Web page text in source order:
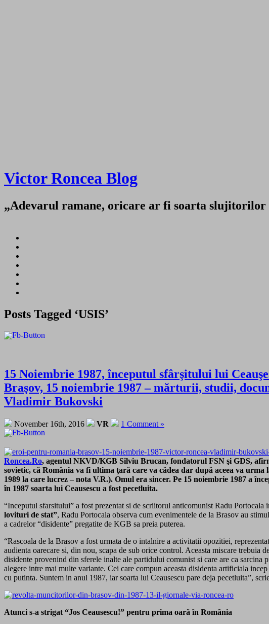
Victor Roncea Blog
„Adevarul ramane, oricare ar fi soarta slujitorilor
Posts Tagged ‘USIS’
15 Noiembrie 1987, începutul sfârşitului lui
Braşov, 15 noiembrie 1987 – mărturii, studii,
Vladimir Bukovski
November 16th, 2016 VR 1 Comment »
Roncea.Ro, agentul NKVD/KGB Silviu Brucan, fondatorul FSN şi GDS,
sovietic, că România va fi ultima ţară care va cădea dar după aceea va
1989 la care lucrez – nota V.R.). Omul era sincer. Pe 15 noiembrie 1987 a
în 1987 soarta lui Ceausescu a fost pecetluita.
“Inceputul sfarsitului” a fost prezentat si de scriitorul anticomunist Radu
lovituri de stat”, Radu Portocala observa cum evenimentele de la Brasov au
a cadrelor “disidente” pregatite de KGB sa preia puterea.
“Rascoala de la Brasov a fost urmata de o intalnire a activitatii opozitiei,
audienta oarecare si, din nou, scapa de sub orice control. Aceasta miscare trebuia
disidente provenind din sferele inalte ale partidului comunist si care are ca
alegere intre mai multe variante. Cei care compun aceasta disidenta artificiala
cu putinta. Suntem in anul 1987, iar soarta lui Ceausescu pare deja pecetluita”,
Atunci s-a strigat “Jos Ceausescu!” pentru prima oară în România